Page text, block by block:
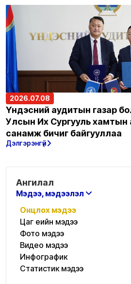
2026.07.08
Үндэсний аудитын газар
Улсын Их Сургууль
санамж бичиг байгууллаа
Дэлгэрэнгүй
Ангилал
Мэдээ, мэдээлэл
Онцлох мэдээ
Цаг үеийн мэдээ
Фото мэдээ
Видео мэдээ
Инфографик
Статистик мэдээ